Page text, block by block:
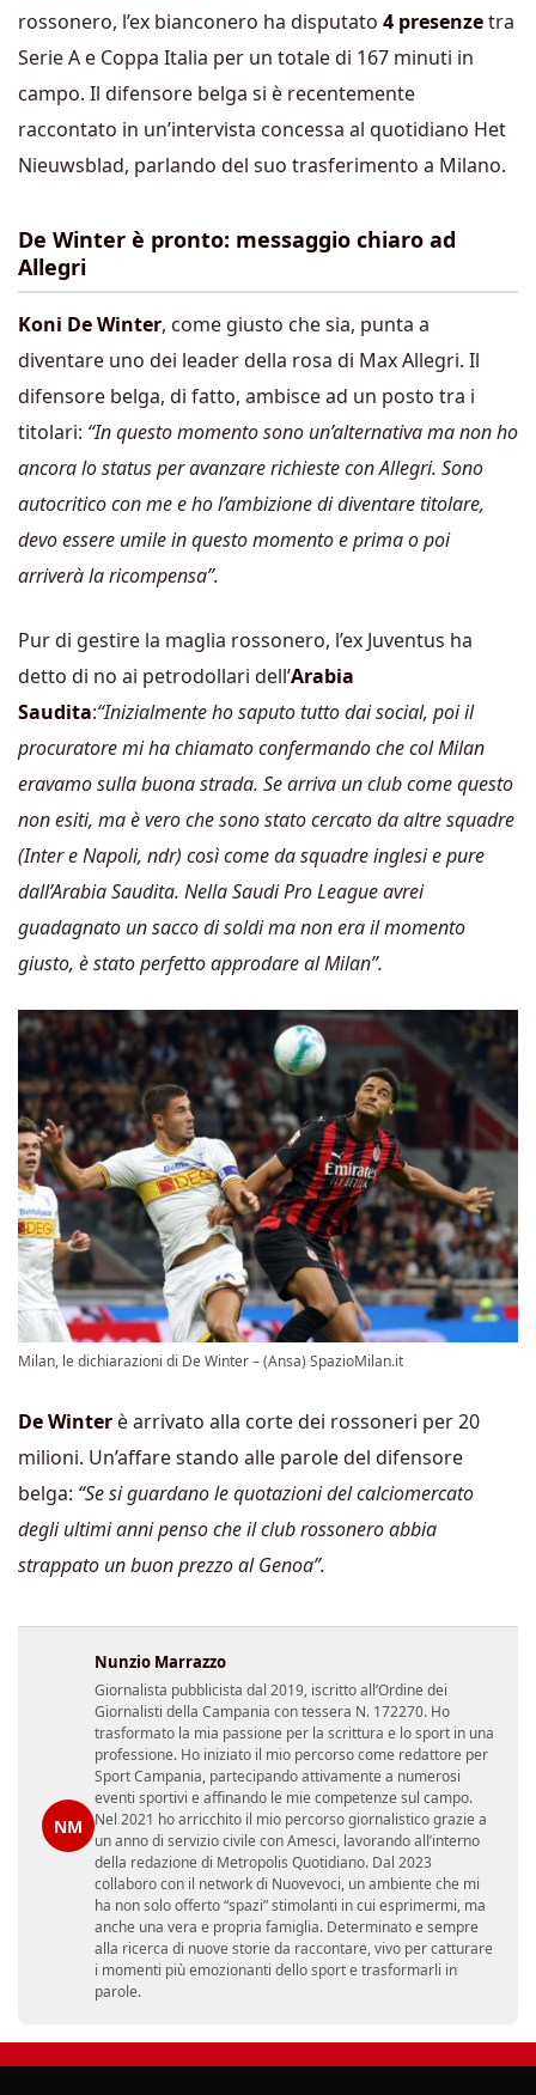
rossonero, l’ex bianconero ha disputato 4 presenzetra
Serie A e Coppa Italia per un totale di 167 minuti in
campo. Il difensore belga si è recentemente
raccontato in un’intervista concessa al quotidiano Het
Nieuwsblad, parlando del suo trasferimento a Milano.
De Winter è pronto: messaggio chiaro ad
Allegri
Koni De Winter, come giusto che sia, punta a
diventare uno dei leader della rosa di Max Allegri. Il
difensore belga, di fatto, ambisce ad un posto tra i
titolari: “In questo momento sono un’alternativa ma non ho
ancora lo status per avanzare richieste con Allegri. Sono
autocritico con me e ho l’ambizione di diventare titolare,
devo essere umile in questo momento e prima o poi
arriverà la ricompensa”.
Pur di gestire la maglia rossonero, l’ex Juventus ha
detto di no ai petrodollari dell’Arabia
Saudita:“Inizialmente ho saputo tutto dai social, poi il
procuratore mi ha chiamato confermando che col Milan
eravamo sulla buona strada. Se arriva un club come questo
non esiti, ma è vero che sono stato cercato da altre squadre
(Inter e Napoli, ndr) così come da squadre inglesi e pure
dall’Arabia Saudita. Nella Saudi Pro League avrei
guadagnato un sacco di soldima non era il momento
giusto, è stato perfetto approdare al Milan”.
Milan, le dichiarazioni di De Winter – (Ansa) SpazioMilan.it
De Winter è arrivato alla corte dei rossoneri per 20
milioni. Un’affare stando alle parole del difensore
belga: “Se si guardano le quotazioni del calciomercato
degli ultimi anni penso che il club rossonero abbia
strappato un buon prezzoal Genoa”.
NM
Nunzio Marrazzo
Giornalista pubblicista dal 2019, iscritto all’Ordine dei
Giornalisti della Campania con tessera N. 172270. Ho
trasformato la mia passione per la scrittura e lo sport in una
professione. Ho iniziato il mio percorso come redattore per
Sport Campania, partecipando attivamente a numerosi
eventi sportivi e affinando le mie competenze sul campo.
Nel 2021 ho arricchito il mio percorso giornalistico grazie a
un anno di servizio civile con Amesci, lavorando all’interno
della redazione di Metropolis Quotidiano. Dal 2023
collaboro con il network di Nuovevoci, un ambiente che mi
ha non solo offerto “spazi” stimolanti in cui esprimermi, ma
anche una vera e propria famiglia. Determinato e sempre
alla ricerca di nuove storie da raccontare, vivo per catturare
i momenti più emozionanti dello sport e trasformarli in
parole.